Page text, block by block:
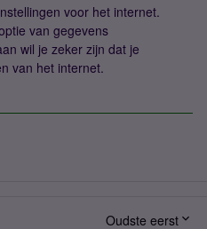
voor het internet.
van gegevens
wil je zeker zijn dat je
van het internet.
Oudste eerst